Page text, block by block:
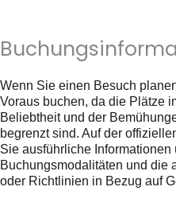
Wenn Sie einen Besuch
Voraus buchen, da die Plätze
Beliebtheit und der
begrenzt sind. Auf der
Sie ausführliche
Buchungsmodalitäten und die
oder Richtlinien in Bezug auf